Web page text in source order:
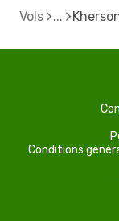
Vols
Conditions